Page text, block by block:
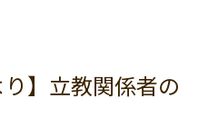
り】立教関係者の